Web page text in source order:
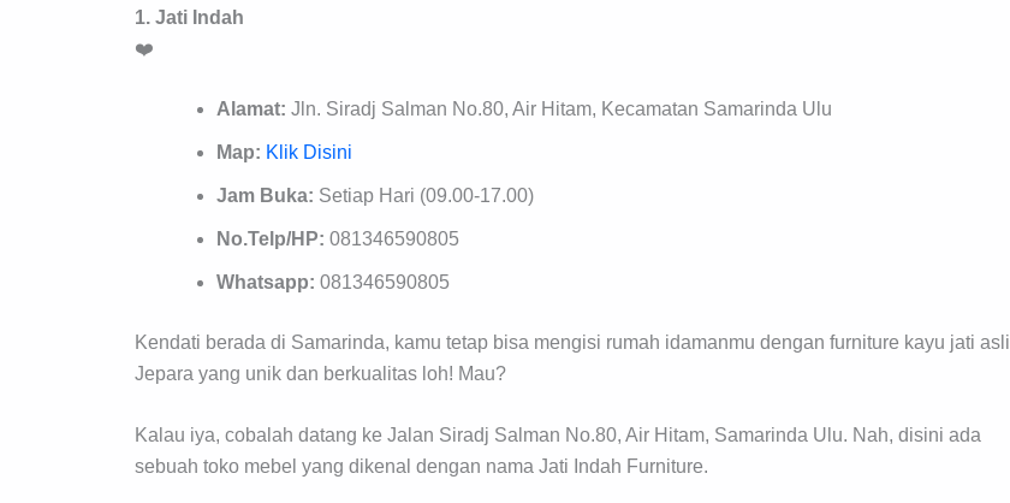
1. Jati Indah
❤️
Alamat: Jln. Siradj Salman No.80, Air Hitam, Kecamatan Samarinda Ulu
Map: Klik Disini
Jam Buka: Setiap Hari (09.00-17.00)
No.Telp/HP: 081346590805
Whatsapp: 081346590805
Kendati berada di Samarinda, kamu tetap bisa mengisi rumah idamanmu dengan furniture kayu jati asli
Jepara yang unik dan berkualitas loh! Mau?
Kalau iya, cobalah datang ke Jalan Siradj Salman No.80, Air Hitam, Samarinda Ulu. Nah, disini ada
sebuah toko mebel yang dikenal dengan nama Jati Indah Furniture.